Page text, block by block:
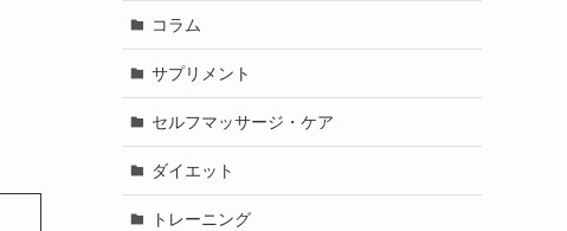
コラム
サプリメント
セルフマッサージ・ケア
ダイエット
トレーニング